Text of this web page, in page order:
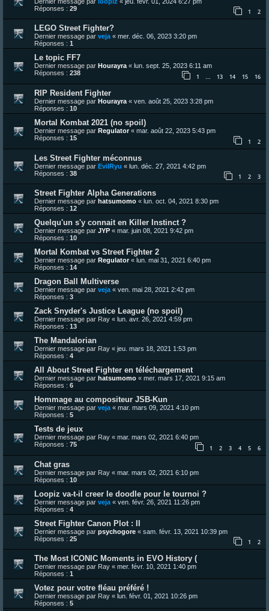
Réponses : 29 1 2
LEGO Street Fighter?
Dernier message par veja « mer. déc. 06, 2023 3:20 pm
Réponses : 1
Le topic FF7
Dernier message par Hourayra « lun. sept. 25, 2023 6:11 am
Réponses : 238 1 … 13 14 15 16
RIP Resident Fighter
Dernier message par Hourayra « ven. août 25, 2023 3:28 pm
Réponses : 10
Mortal Kombat 2021 (no spoil)
Dernier message par Regulator« mar. août 22, 2023 5:43 pm
Réponses : 15 1 2
Les Street Fighter méconnus
Dernier message par EvilRyu « lun. déc. 27, 2021 4:42 pm
Réponses : 38 1 2 3
Street Fighter Alpha Generations
Dernier message par hatsumomo « lun. oct. 04, 2021 8:30 pm
Réponses : 12
Quelqu'un s'y connait en Killer Instinct ?
Dernier message par JYP « mar. juin 08, 2021 9:42 pm
Réponses : 10
Mortal Kombat vs Street Fighter 2
Dernier message par Regulator« lun. mai 31, 2021 6:40 pm
Réponses : 14
Dragon Ball Multiverse
Dernier message par veja « ven. mai 28, 2021 2:42 pm
Réponses : 3
Zack Snyder's Justice League (no spoil)
Dernier message par Ray « lun. avr. 26, 2021 4:59 pm
Réponses : 13
The Mandalorian
Dernier message par Ray « jeu. mars 18, 2021 1:53 pm
Réponses : 4
All About Street Fighter en téléchargement
Dernier message par hatsumomo « mer. mars 17, 2021 9:15 am
Réponses : 6
Hommage au compositeur JSB-Kun
Dernier message par veja « mar. mars 09, 2021 4:10 pm
Réponses : 5
Tests de jeux
Dernier message par Ray « mar. mars 02, 2021 6:40 pm
Réponses : 75 1 2 3 4 5 6
Chat gras
Dernier message par Ray « mar. mars 02, 2021 6:10 pm
Réponses : 10
Loopiz va-t-il creer le doodle pour le tournoi ?
Dernier message par veja « ven. févr. 26, 2021 11:26 pm
Réponses : 4
Street Fighter Canon Plot : II
Dernier message par psychogore « sam. févr. 13, 2021 10:39 pm
Réponses : 25 1 2
The Most ICONIC Moments in EVO History (
Dernier message par Ray « mer. févr. 10, 2021 1:40 pm
Réponses : 1
Votez pour votre fléau préféré !
Dernier message par Ray « lun. févr. 01, 2021 10:26 pm
Réponses : 5